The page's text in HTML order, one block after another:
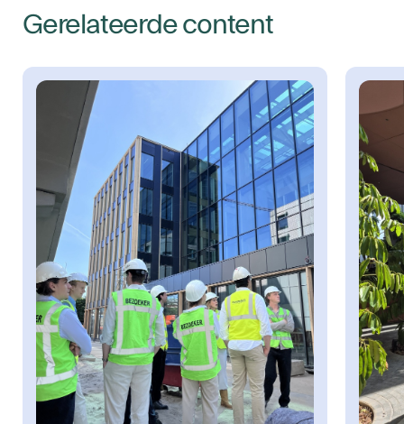
Gerelateerde content